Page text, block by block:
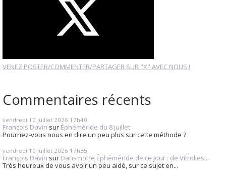
VENEZ POSTER/COMMENTER/PARTAGER SUR "X" AVEC NOUS !
Commentaires récents
vendredi 10 juillet 2026 17h40
François Davin sur Éphéméride du 8 juillet
Pourriez-vous nous en dire un peu plus sur cette méthode ?
vendredi 10 juillet 2026 17h35
François Davin sur Dans notre Éphéméride de ce jour : de Vitrolles...
Très heureux de vous avoir un peu aidé, sur ce sujet en...